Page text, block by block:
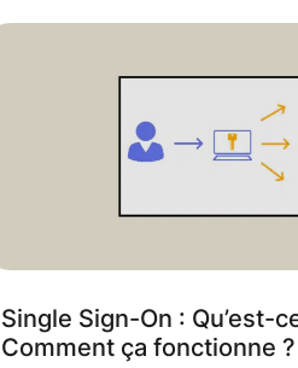
Single Sign-On : Qu’est-
Comment ça fonctionne ?